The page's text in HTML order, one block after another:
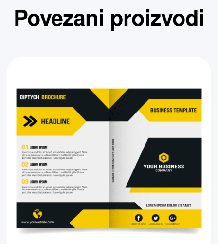
Povezani proizvodi